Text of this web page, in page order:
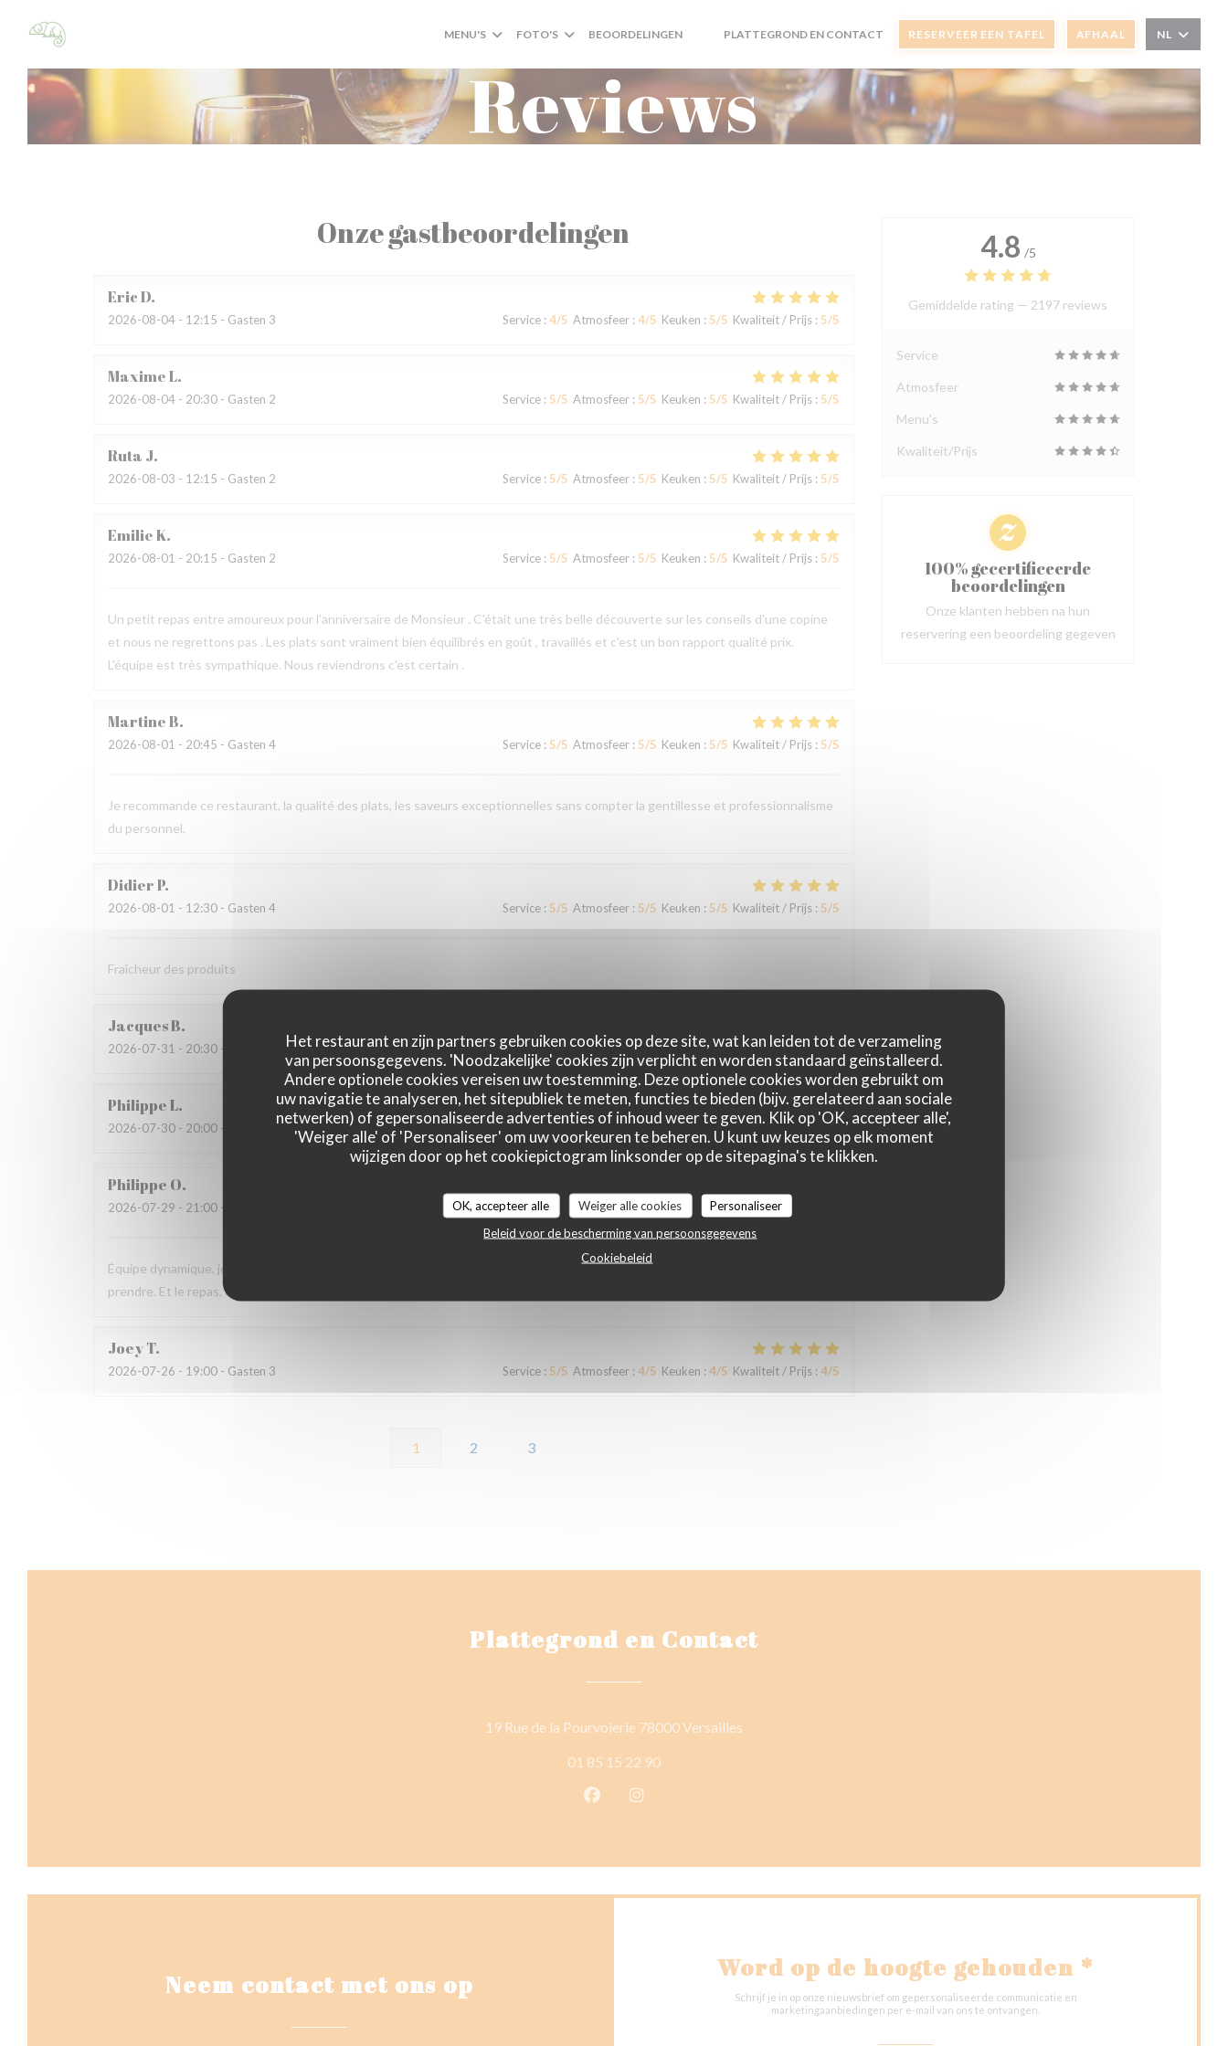
Het restaurant en zijn partners gebruiken cookies op deze site, wat kan leiden tot de verzameling
van persoonsgegevens. 'Noodzakelijke' cookies zijn verplicht en worden standaard geïnstalleerd.
Andere optionele cookies vereisen uw toestemming. Deze optionele cookies worden gebruikt om
uw navigatie te analyseren, het sitepubliek te meten, functies te bieden (bijv. gerelateerd aan sociale
netwerken) of gepersonaliseerde advertenties of inhoud weer te geven. Klik op 'OK, accepteer alle',
'Weiger alle' of 'Personaliseer' om uw voorkeuren te beheren. U kunt uw keuzes op elk moment
wijzigen door op het cookiepictogram linksonder op de sitepagina's te klikken.
OK, accepteer alle Weiger alle cookies
Personaliseer
Beleid voor de bescherming van persoonsgegevens
Cookiebeleid
MENU'S FOTO'S BEOORDELINGEN
((OPENT IN EEN NIEUW VENSTER))
((OPENT IN EEN NIEUW VENSTER))
PLATTEGROND EN CONTACT RESERVEER EEN TAFEL AFHAAL NL
Reviews
Onze gastbeoordelingen
EricD
2026-08-04 - 12:15 - Gasten 3 Service: 4/5 Atmosfeer: 4/5 Keuken : 5/5 Kwaliteit / Prijs: 5/5
MaximeL
2026-08-04 - 20:30 - Gasten 2 Service: 5/5 Atmosfeer: 5/5 Keuken : 5/5 Kwaliteit / Prijs: 5/5
Ruta J
2026-08-03 - 12:15 - Gasten 2 Service: 5/5 Atmosfeer: 5/5 Keuken : 5/5 Kwaliteit / Prijs: 5/5
EmilieK
2026-08-01 - 20:15 - Gasten 2 Service: 5/5 Atmosfeer: 5/5 Keuken : 5/5 Kwaliteit / Prijs: 5/5
Un petit repas entre amoureux pour l'anniversaire de Monsieur . C'était une très belle découverte sur les conseils d'une copine
et nous ne regrettons pas . Les plats sont vraiment bien équilibrés en goût , travaillés et c'est un bon rapport qualité prix.
L'équipe est très sympathique. Nous reviendrons c'est certain .
MartineB
2026-08-01 - 20:45 - Gasten 4 Service: 5/5 Atmosfeer: 5/5 Keuken : 5/5 Kwaliteit / Prijs: 5/5
Je recommande ce restaurant, la qualité des plats, les saveurs exceptionnelles sans compter la gentillesse et professionnalisme
du personnel.
DidierP
2026-08-01 - 12:30 - Gasten 4 Service: 5/5 Atmosfeer: 5/5 Keuken : 5/5 Kwaliteit / Prijs: 5/5
Fraîcheur des produits
JacquesB
2026-07-31 - 20:30 - Gasten 2 Service:5/5 Atmosfeer: 5 /5 Keuken:5/5 Kwaliteit / Prijs : 5/5
PhilippeL
2026-07-30 - 20:00 - Gasten 3 Service: 5/5 Atmosfeer: 5 /5 Keuken : 5/5 Kwaliteit / Prijs: 4/5
Philippe O
2026-07-29 - 21:00 - Gasten 2 Service:5 Atmosfeer:5/5 Keuken 5/5 Kwaliteit / Prijs
Équipe dynamique, jeune, souriante et au top. Même si nous étions en retard (et je m'en excuse encore) ils ont accepté de nous
prendre. Et le repas, comme à chaque fois, excellent ! (Le lemon curd et le gâteau maison, une tuerie)
JoeyT
2026-07-26 - 19:00 - Gasten 3 Service: 5/5 Atmosfeer: 4/5 Keuken : 4/5 Kwaliteit / Prijs: 4/5
1 2 3
4.8 /5
Gemiddelde rating — 2197 reviews
Service
Atmosfeer
Menu's
Kwaliteit/Prijs
100% gecertificeerde
beoordelingen
Onze klanten hebben na hun
reservering een beoordeling gegeven
Plattegrond en Contact
19 Rue de la Pourvoierie 78000 Versailles
01 85 15 22 90
Facebook ((opent in een nieuw venster))
Instagram ((opent in een nieuw venster))
Neem contact met ons op
Word op de hoogte gehouden *
Schrijf je in op onze nieuwsbrief om gepersonaliseerde communicatie en
marketingaanbiedingen per e-mail van ons te ontvangen.